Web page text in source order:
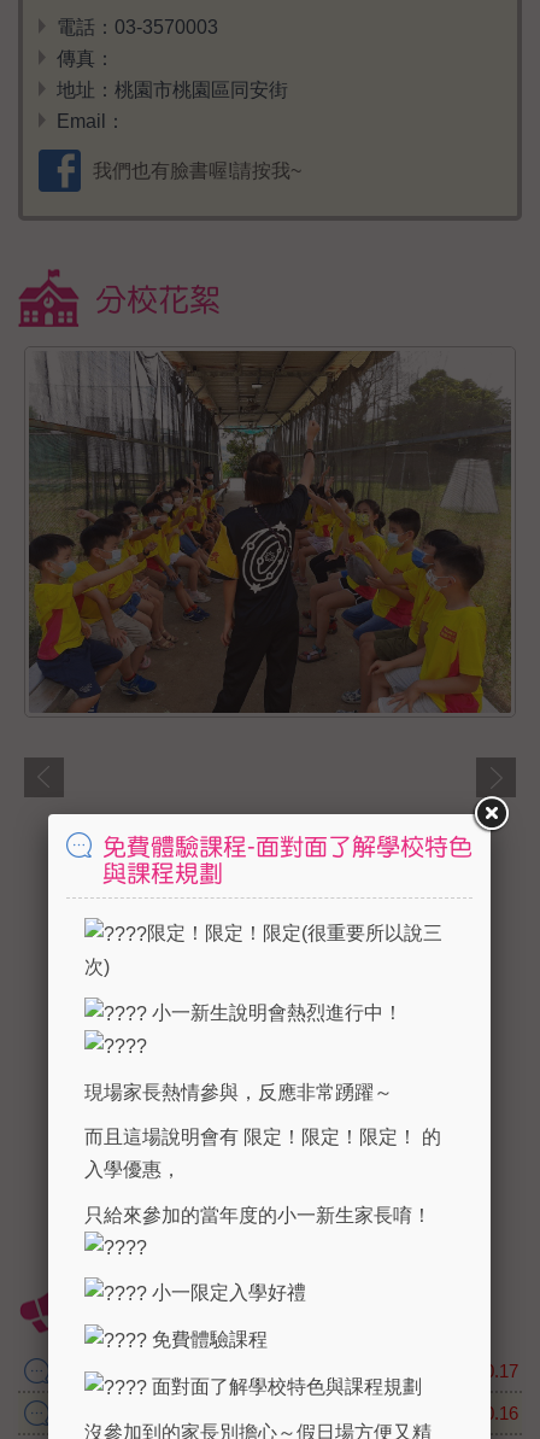
電話：03-3570003
傳真：
地址：桃園市桃園區同安街
Email：
我們也有臉書喔!請按我~
分校花絮
最新消息
2017.10月慶生會 2017.10.17
2017.10.16
免費體驗課程-面對面了解學校特色
與課程規劃
限定！限定！限定(很重要所以說三
次)
小一新生說明會熱烈進行中！
現場家長熱情參與，反應非常踴躍～
而且這場說明會有 限定！限定！限定！ 的
入學優惠，
只給來參加的當年度的小一新生家長唷！
小一限定入學好禮
免費體驗課程
面對面了解學校特色與課程規劃
沒參加到的家長別擔心～假日場方便又精